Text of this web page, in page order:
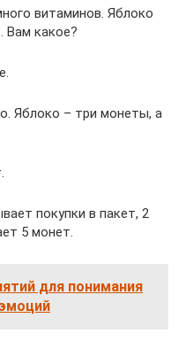
витаминов. Яблоко
Вам какое?
Яблоко – три монеты, а
покупки в пакет, 2
5 монет.
для понимания